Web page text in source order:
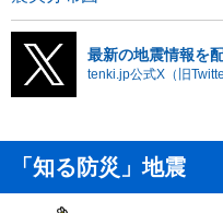
最新の地震情報を
tenki.jp公式X（旧
「知る防災」地震